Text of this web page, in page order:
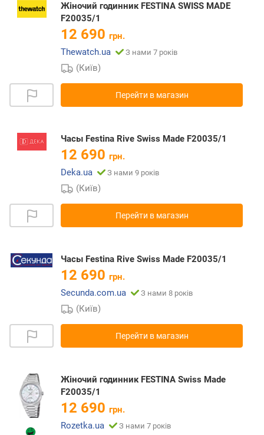
Жіночий годинник FESTINA SWISS MADE
F20035/1
12 690 грн.
Thewatch.ua
З нами 7 років
(Київ)
Перейти в магазин
Часы Festina Rive Swiss Made F20035/1
12 690 грн.
Deka.ua
З нами 9 років
(Київ)
Перейти в магазин
Часы Festina Rive Swiss Made F20035/1
12 690 грн.
Secunda.com.ua
З нами 8 років
(Київ)
Перейти в магазин
Жіночий годинник FESTINA Swiss Made
F20035/1
12 690 грн.
Rozetka.ua
З нами 7 років